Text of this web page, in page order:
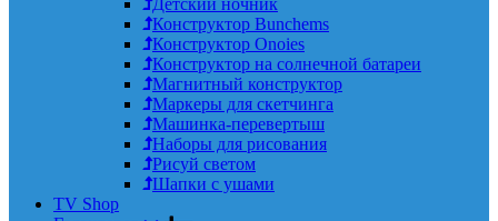
Конструктор Bunchems
Конструктор Onoies
Конструктор на солнечной батареи
Магнитный конструктор
Маркеры для скетчинга
Машинка-перевертыш
Наборы для рисования
Рисуй светом
Шапки с ушами
TV Shop